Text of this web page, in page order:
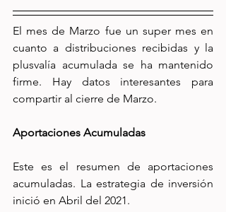
El mes de Marzo fue un super mes en
cuanto a distribuciones recibidas y la
plusvalía acumulada se ha mantenido
firme. Hay datos interesantes para
compartir al cierre de Marzo.
Aportaciones Acumuladas
Este es el resumen de aportaciones
acumuladas. La estrategia de inversión
inició en Abril del 2021.